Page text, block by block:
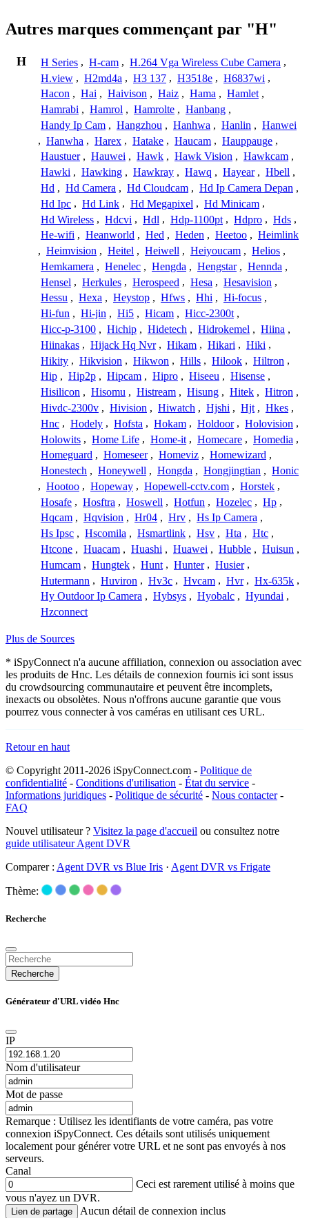
Autres marques commençant par "H"
H H Series , H-cam , H.264 Vga Wireless Cube Camera ,
H.view , H2md4a , H3 137 , H3518e , H6837wi ,
Hacon , Hai , Haivison , Haiz , Hama , Hamlet ,
Hamrabi , Hamrol , Hamrolte , Hanbang ,
Handy Ip Cam , Hangzhou , Hanhwa , Hanlin , Hanwei
, Hanwha , Harex , Hatake , Haucam , Hauppauge ,
Haustuer , Hauwei , Hawk , Hawk Vision , Hawkcam ,
Hawki , Hawking , Hawkray , Hawq , Hayear , Hbell ,
Hd , Hd Camera , Hd Cloudcam , Hd Ip Camera Depan ,
Hd Ipc , Hd Link , Hd Megapixel , Hd Minicam ,
Hd Wireless , Hdcvi , Hdl , Hdp-1100pt , Hdpro , Hds ,
He-wifi , Heanworld , Hed , Heden , Heetoo , Heimlink
, Heimvision , Heitel , Heiwell , Heiyoucam , Helios ,
Hemkamera , Henelec , Hengda , Hengstar , Hennda ,
Hensel , Herkules , Herospeed , Hesa , Hesavision ,
Hessu , Hexa , Heystop , Hfws , Hhi , Hi-focus ,
Hi-fun , Hi-jin , Hi5 , Hicam , Hicc-2300t ,
Hicc-p-3100 , Hichip , Hidetech , Hidrokemel , Hiina ,
Hiinakas , Hijack Hq Nvr , Hikam , Hikari , Hiki ,
Hikity , Hikvision , Hikwon , Hills , Hilook , Hiltron ,
Hip , Hip2p , Hipcam , Hipro , Hiseeu , Hisense ,
Hisilicon , Hisomu , Histream , Hisung , Hitek , Hitron ,
Hivdc-2300v , Hivision , Hiwatch , Hjshi , Hjt , Hkes ,
Hnc , Hodely , Hofsta , Hokam , Holdoor , Holovision ,
Holowits , Home Life , Home-it , Homecare , Homedia ,
Homeguard , Homeseer , Homeviz , Homewizard ,
Honestech , Honeywell , Hongda , Hongjingtian , Honic
, Hootoo , Hopeway , Hopewell-cctv.com , Horstek ,
Hosafe , Hosftra , Hoswell , Hotfun , Hozelec , Hp ,
Hqcam , Hqvision , Hr04 , Hrv , Hs Ip Camera ,
Hs Ipsc , Hscomila , Hsmartlink , Hsv , Hta , Htc ,
Htcone , Huacam , Huashi , Huawei , Hubble , Huisun ,
Humcam , Hungtek , Hunt , Hunter , Husier ,
Hutermann , Huviron , Hv3c , Hvcam , Hvr , Hx-635k ,
Hy Outdoor Ip Camera , Hybsys , Hyobalc , Hyundai ,
Hzconnect
Plus de Sources
* iSpyConnect n'a aucune affiliation, connexion ou association avec
les produits de Hnc. Les détails de connexion fournis ici sont issus
du crowdsourcing communautaire et peuvent être incomplets,
inexacts ou obsolètes. Nous n'offrons aucune garantie que vous
pourrez vous connecter à vos caméras en utilisant ces URL.
Retour en haut
© Copyright 2011-2026 iSpyConnect.com - Politique de
confidentialité - Conditions d'utilisation - État du service -
Informations juridiques - Politique de sécurité - Nous contacter-
FAQ
Nouvel utilisateur ? Visitez la page d'accueil ou consultez notre
guide utilisateur Agent DVR
Comparer : Agent DVR vs Blue Iris · Agent DVR vs Frigate
Thème:
Recherche
Recherche
Générateur d'URL vidéo Hnc
IP
Nom d'utilisateur
Mot de passe
Remarque : Utilisez les identifiants de votre caméra, pas votre
connexion iSpyConnect. Ces détails sont utilisés uniquement
localement pour générer votre URL et ne sont pas envoyés à nos
serveurs.
Canal
Ceci est rarement utilisé à moins que
vous n'ayez un DVR.
Lien de partage Aucun détail de connexion inclus